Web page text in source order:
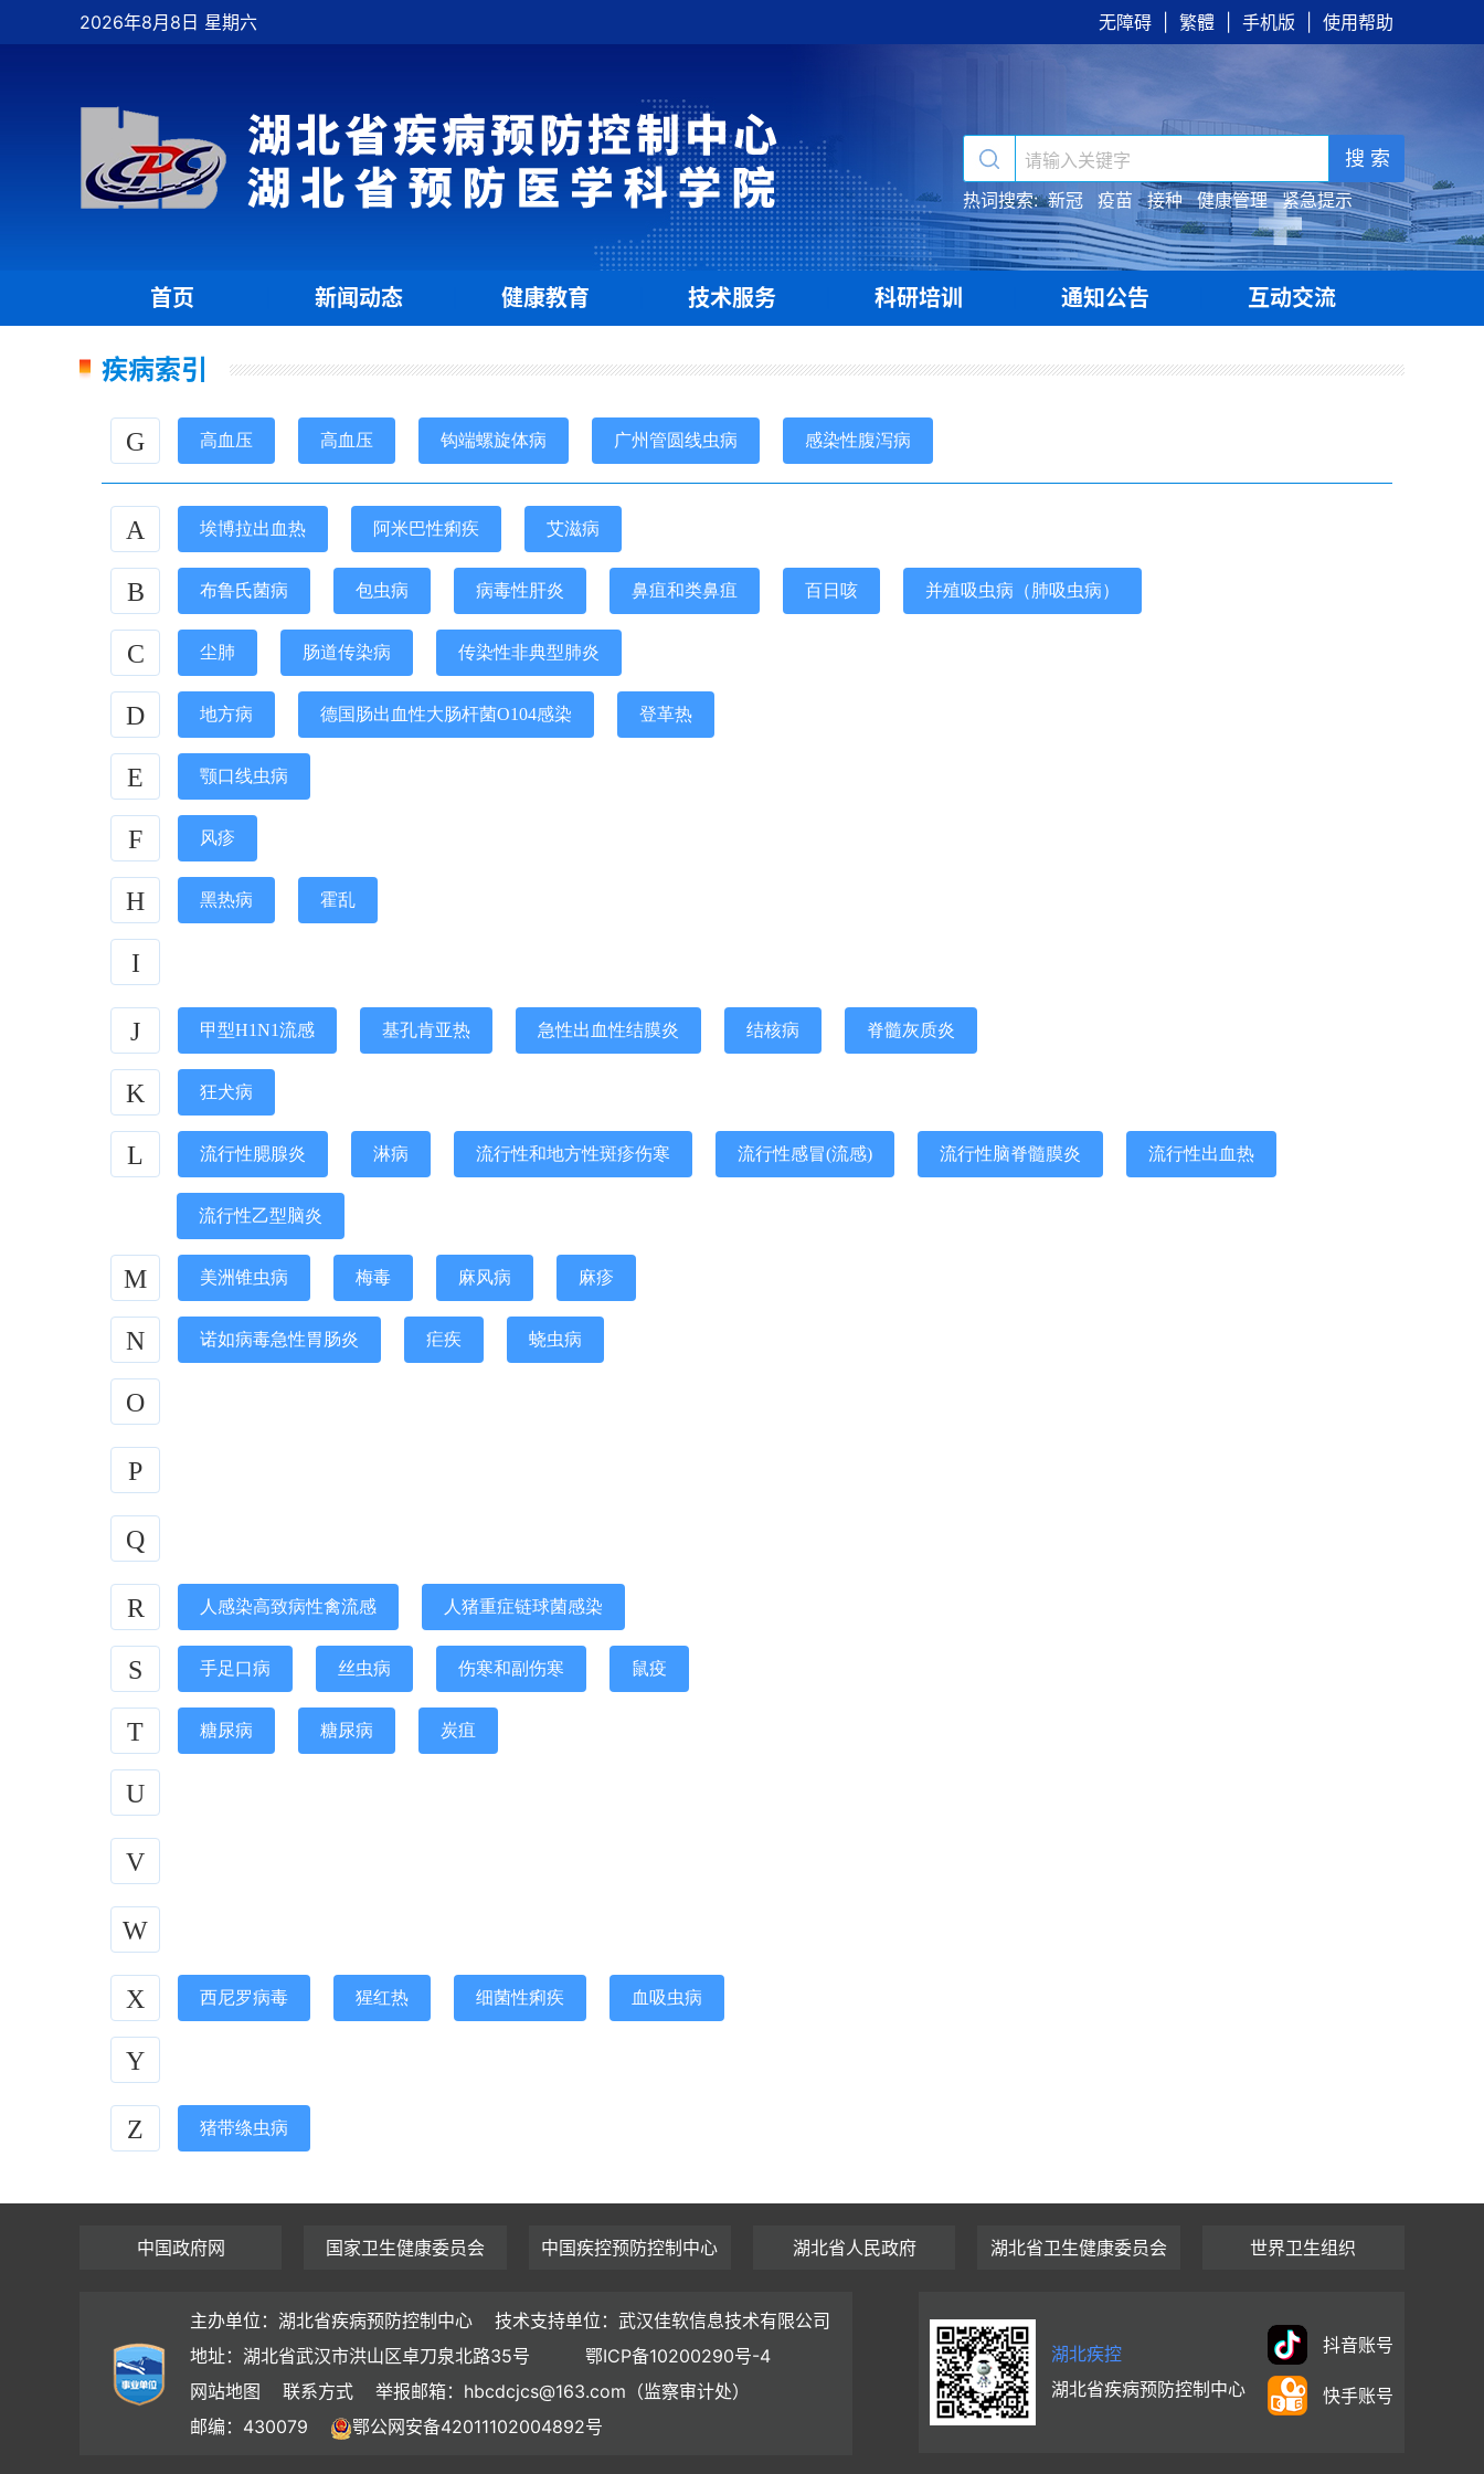
2026年8月8日 星期六 无障碍 繁體 手机版 使用帮助
搜 索
热词搜索: 新冠 疫苗 接种 健康管理 紧急提示
首页 新闻动态 健康教育 技术服务 科研培训 通知公告 互动交流
疾病索引
A 埃博拉出血热 阿米巴性痢疾 艾滋病
B 布鲁氏菌病 包虫病 病毒性肝炎 鼻疽和类鼻疽 百日咳 并殖吸虫病（肺吸虫病）
C 尘肺 肠道传染病 传染性非典型肺炎
D 地方病 德国肠出血性大肠杆菌O104感染 登革热
E 颚口线虫病
F 风疹
G 高血压 高血压 钩端螺旋体病 广州管圆线虫病 感染性腹泻病
H 黑热病 霍乱
I
J 甲型H1N1流感 基孔肯亚热 急性出血性结膜炎 结核病 脊髓灰质炎
K 狂犬病
L 流行性腮腺炎 淋病 流行性和地方性斑疹伤寒 流行性感冒(流感) 流行性脑脊髓膜炎 流行性出血热
流行性乙型脑炎
M 美洲锥虫病 梅毒 麻风病 麻疹
N 诺如病毒急性胃肠炎 疟疾 蛲虫病
O
P
Q
R 人感染高致病性禽流感 人猪重症链球菌感染
S 手足口病 丝虫病 伤寒和副伤寒 鼠疫
T 糖尿病 糖尿病 炭疽
U
V
W
X 西尼罗病毒 猩红热 细菌性痢疾 血吸虫病
Y
Z 猪带绦虫病
中国政府网 国家卫生健康委员会 中国疾控预防控制中心 湖北省人民政府 湖北省卫生健康委员会 世界卫生组织
主办单位：湖北省疾病预防控制中心
技术支持单位：武汉佳软信息技术有限公司
地址：湖北省武汉市洪山区卓刀泉北路35号
鄂ICP备10200290号-4
网站地图
联系方式
举报邮箱：hbcdcjcs@163.com（监察审计处）
邮编：430079
鄂公网安备42011102004892号
湖北疾控
湖北省疾病预防控制中心
抖音账号
快手账号